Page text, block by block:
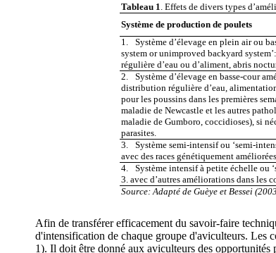
Tableau 1 . Effets de divers types
Système de production de poulets
1.
Système d’élevage en plein air ou
system or unimproved backyard
régulière d’eau ou d’aliment, abris
2.
Système d’élevage en basse-cour
distribution régulière d’eau,
pour les poussins dans les premières
maladie de Newcastle et les autres
maladie de Gumboro, coccidioses), si
parasites.
3.
Système semi-intensif ou ‘semi-
avec des races génétiquement
4.
Système intensif à petite échelle ou
3. avec d’autres améliorations dans les
Source: Adapté de Guèye et Bessei (2003
Afin de transférer efficacement du savoir-faire
d'intensification de chaque groupe d'aviculteurs. Les
1). Il doit être donné aux aviculteurs des opportunités